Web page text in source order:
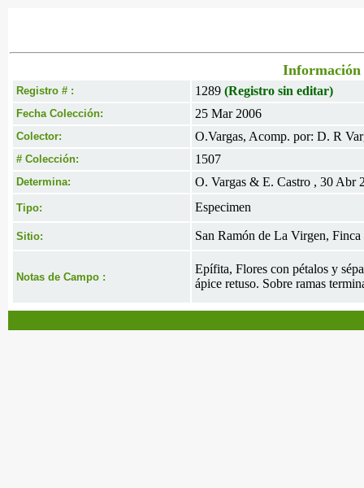
Información
Registro # : 1289 (Registro sin editar)
Fecha Colección: 25 Mar 2006
Colector: O.Vargas, Acomp. por: D. R
# Colección: 1507
Determina: O. Vargas & E. Castro , 30 Abr
Tipo: Especimen
Sitio: San Ramón de La Virgen,
Notas de Campo :
Epífita, Flores con pétalos y
ápice retuso. Sobre ramas